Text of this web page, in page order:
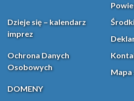
Dzieje się – kalendarz
imprez
Ochrona Danych
Osobowych
DOMENY